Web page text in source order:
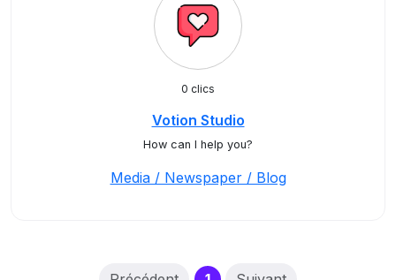
0 clics
Votion Studio
How can I help you?
Media / Newspaper / Blog